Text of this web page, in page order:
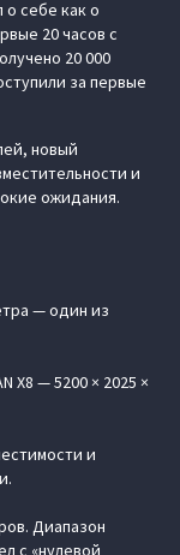
о себе как о
20 часов с
20 000
за первые
новый
и
ожидания.
— один из
X8 — 5200 × 2025 ×
и
Диапазон